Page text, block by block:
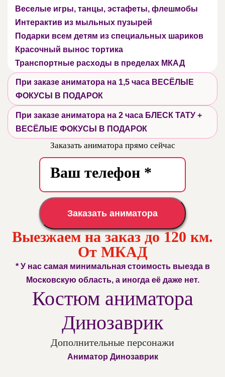
Веселые игры, танцы, эстафеты, флешмобы
Интерактив из мыльных пузырей
Подарки всем детям из специальных шариков
Красочный вынос тортика
Транспортные расходы в пределах МКАД
При заказе аниматора на 1,5 часа ВЕСЁЛЫЕ
ФОКУСЫ В ПОДАРОК
При заказе аниматора на 2 часа БЛЕСК ТАТУ +
ВЕСЁЛЫЕ ФОКУСЫ В ПОДАРОК
Заказать аниматора прямо сейчас
Заказать аниматора
Выезжаем на заказ до 120 км.
От МКАД
* У нас самая минимальная стоимость выезда в
Московскую область, а иногда её даже нет.
Костюм аниматора
Динозаврик
Дополнительные персонажи
Аниматор Динозаврик